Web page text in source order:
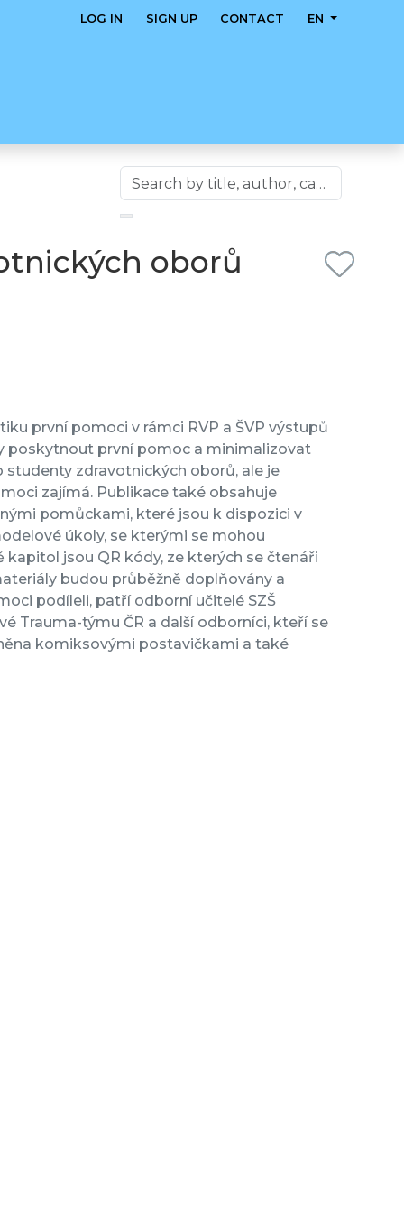
LOG IN SIGN UP CONTACT EN
oborů
první pomoci v rámci RVP a ŠVP výstupů
poskytnout první pomoc a minimalizovat
studenty zdravotnických oborů, ale je
zajímá. Publikace také obsahuje
pomůckami, které jsou k dispozici v
úkoly, se kterými se mohou
jsou QR kódy, ze kterých se čtenáři
budou průběžně doplňovány a
podíleli, patří odborní učitelé SZŠ
Trauma-týmu ČR a další odborníci, kteří se
komiksovými postavičkami a také